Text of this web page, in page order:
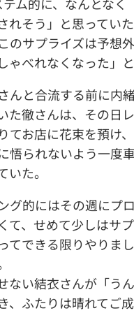
れそう」と思ってい
のサプライズは予想
ゃべれなくなった」と
んと合流する前に内
た徹さんは、その日
てお店に花束を預け
悟られないよう一度
いた。
グ的にはその週にプ
て、せめて少しはサ
てできる限りやりま
ない結衣さんが「う
、ふたりは晴れてご